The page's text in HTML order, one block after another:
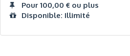
Pour 100,00 € ou plus
Disponible: Illimité